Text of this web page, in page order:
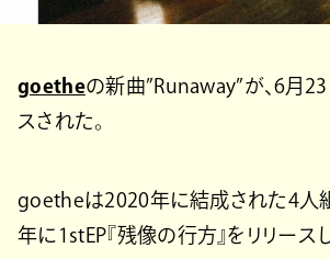
goetheの新曲”Runaway”が、6月23
スされた。
goetheは2020年に結成された4人
年に1stEP『残像の行方』をリリース